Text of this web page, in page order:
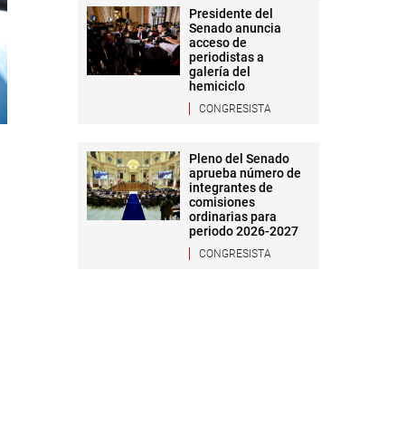
Presidente del
Senado anuncia
acceso de
periodistas a
galería del
hemiciclo
CONGRESISTA
Pleno del Senado
aprueba número de
integrantes de
comisiones
ordinarias para
periodo 2026-2027
CONGRESISTA